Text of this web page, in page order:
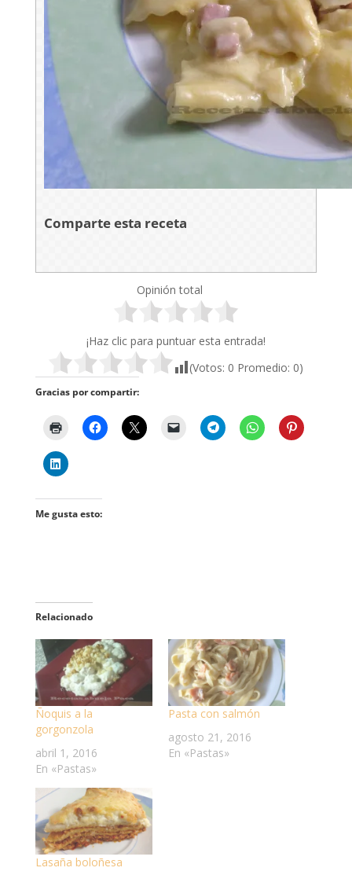
Comparte esta receta
Opinión total
¡Haz clic para puntuar esta entrada!
(Votos: 0 Promedio: 0)
Gracias por compartir:
Me gusta esto:
Relacionado
Ñoquis a la
gorgonzola
abril 1, 2016
En «Pastas»
Pasta con salmón
agosto 21, 2016
En «Pastas»
Lasaña boloñesa